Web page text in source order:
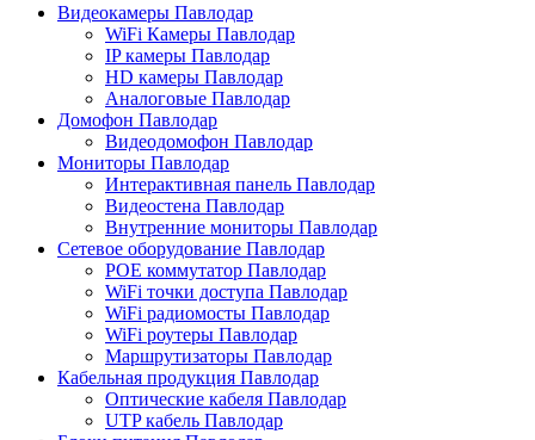
Видеокамеры Павлодар
WiFi Камеры Павлодар
IP камеры Павлодар
HD камеры Павлодар
Аналоговые Павлодар
Домофон Павлодар
Видеодомофон Павлодар
Мониторы Павлодар
Интерактивная панель Павлодар
Видеостена Павлодар
Внутренние мониторы Павлодар
Сетевое оборудование Павлодар
POE коммутатор Павлодар
WiFi точки доступа Павлодар
WiFi радиомосты Павлодар
WiFi роутеры Павлодар
Маршрутизаторы Павлодар
Кабельная продукция Павлодар
Оптические кабеля Павлодар
UTP кабель Павлодар